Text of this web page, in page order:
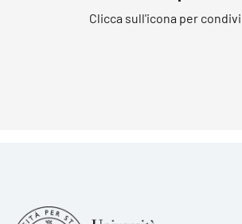
Clicca sull'icona per